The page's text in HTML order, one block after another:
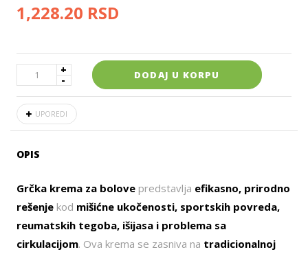
1,228.20 RSD
DODAJ U KORPU
UPOREDI
OPIS
Grčka krema za bolove predstavlja efikasno, prirodno
rešenje kod mišićne ukočenosti, sportskih povreda,
reumatskih tegoba, išijasa i problema sa
cirkulacijom. Ova krema se zasniva na tradicionalnoj